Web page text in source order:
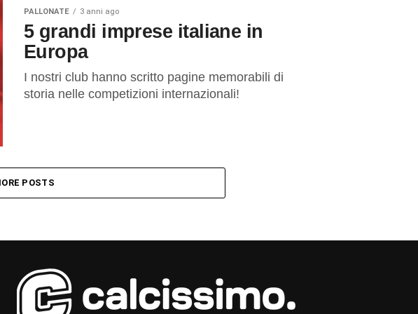
PALLONATE 3 anni ago
5 grandi imprese italiane in
Europa
I nostri club hanno scritto pagine memorabili di
storia nelle competizioni internazionali!
POSTS